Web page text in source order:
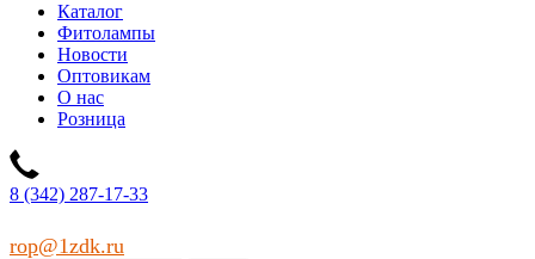
Каталог
Фитолампы
Новости
Оптовикам
О нас
Розница
8 (342) 287-17-33
rop@1zdk.ru